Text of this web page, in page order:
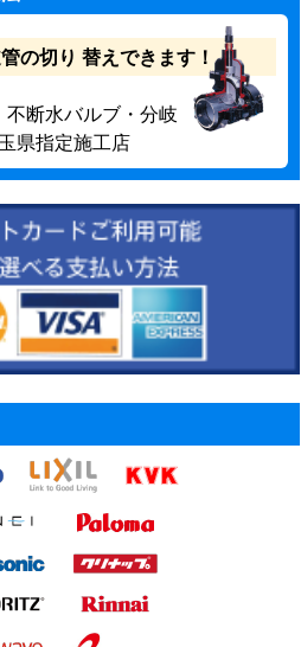
の切り 替えできます！
断水バルブ・分岐
県指定施工店